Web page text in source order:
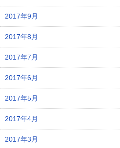
2017年9月
2017年8月
2017年7月
2017年6月
2017年5月
2017年4月
2017年3月